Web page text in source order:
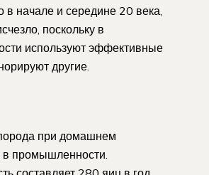
в начале и середине 20 века,
поскольку в
используют эффективные
другие.
при домашнем
в промышленности.